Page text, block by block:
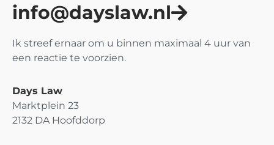
info@dayslaw.nl
Ik streef ernaar om u binnen maximaal 4 uur van
een reactie te voorzien.
Days Law
Marktplein 23
2132 DA Hoofddorp